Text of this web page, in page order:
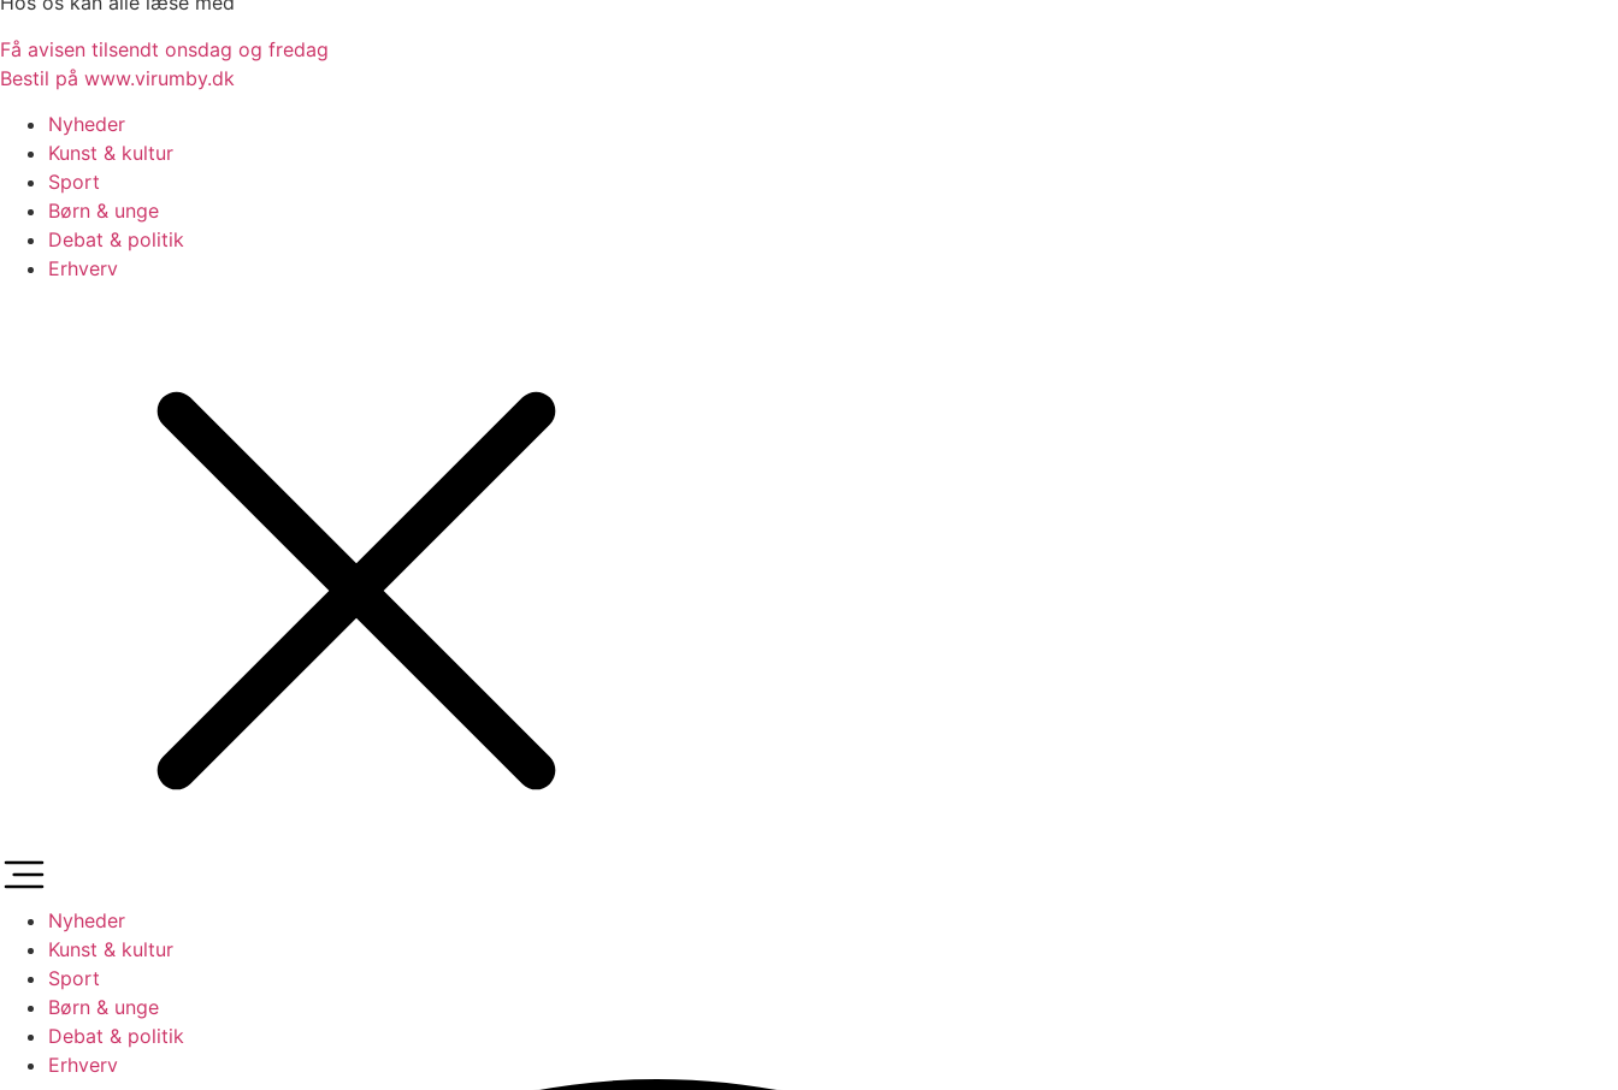
Få avisen tilsendt onsdag og fredag
Bestil på www.virumby.dk
Nyheder
Kunst & kultur
Sport
Børn & unge
Debat & politik
Erhverv
Nyheder
Kunst & kultur
Sport
Børn & unge
Debat & politik
Erhverv